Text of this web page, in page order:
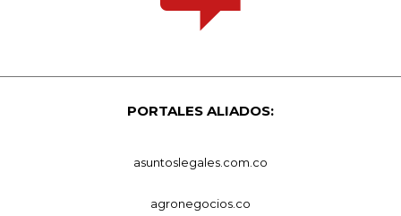
PORTALES ALIADOS:
asuntoslegales.com.co
agronegocios.co